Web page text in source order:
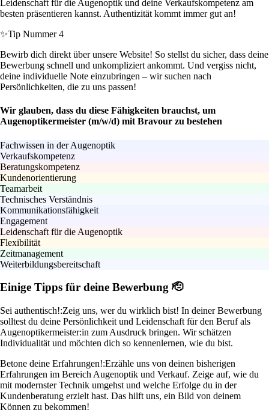
Leidenschaft für die Augenoptik und deine Verkaufskompetenz am
besten präsentieren kannst. Authentizität kommt immer gut an!
✨Tip Nummer 4
Bewirb dich direkt über unsere Website! So stellst du sicher, dass deine
Bewerbung schnell und unkompliziert ankommt. Und vergiss nicht,
deine individuelle Note einzubringen – wir suchen nach
Persönlichkeiten, die zu uns passen!
Wir glauben, dass du diese Fähigkeiten brauchst, um
Augenoptikermeister (m/w/d) mit Bravour zu bestehen
Fachwissen in der Augenoptik
Verkaufskompetenz
Beratungskompetenz
Kundenorientierung
Teamarbeit
Technisches Verständnis
Kommunikationsfähigkeit
Engagement
Leidenschaft für die Augenoptik
Flexibilität
Zeitmanagement
Weiterbildungsbereitschaft
Einige Tipps für deine Bewerbung 🫡
Sei authentisch!:Zeig uns, wer du wirklich bist! In deiner Bewerbung
solltest du deine Persönlichkeit und Leidenschaft für den Beruf als
Augenoptikermeister:in zum Ausdruck bringen. Wir schätzen
Individualität und möchten dich so kennenlernen, wie du bist.
Betone deine Erfahrungen!:Erzähle uns von deinen bisherigen
Erfahrungen im Bereich Augenoptik und Verkauf. Zeige auf, wie du
mit modernster Technik umgehst und welche Erfolge du in der
Kundenberatung erzielt hast. Das hilft uns, ein Bild von deinem
Können zu bekommen!